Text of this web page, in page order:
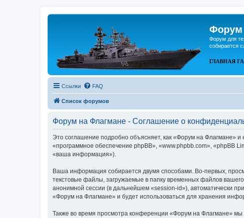
Форум
Форум для
собирается
ГЛАВНАЯ
Ссылки FAQ
Список форумов
Форум на Флагмане - Соглашение о
Это соглашение подробно объясняет, как «Форум на Флагмане»
«программное обеспечение phpBB», «www.phpbb.com», «phpBB
«ваша информация»).
Ваша информация собирается двумя способами. Во-первых,
текстовые файлы, загружаемые в папку временных файлов
анонимной сессии (в дальнейшем «session-id»), автоматически
«Форум на Флагмане» и будет использоваться для хранения
Также во время просмотра конференции «Форум на Флагмане»